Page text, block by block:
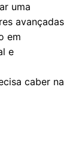
uma
avançadas
em
e
caber na